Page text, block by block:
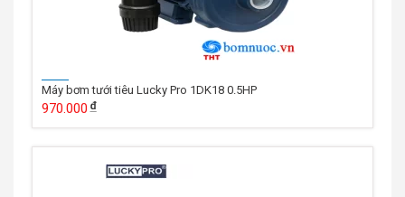
Máy bơm tưới tiêu Lucky Pro 1DK18 0.5HP
970.000